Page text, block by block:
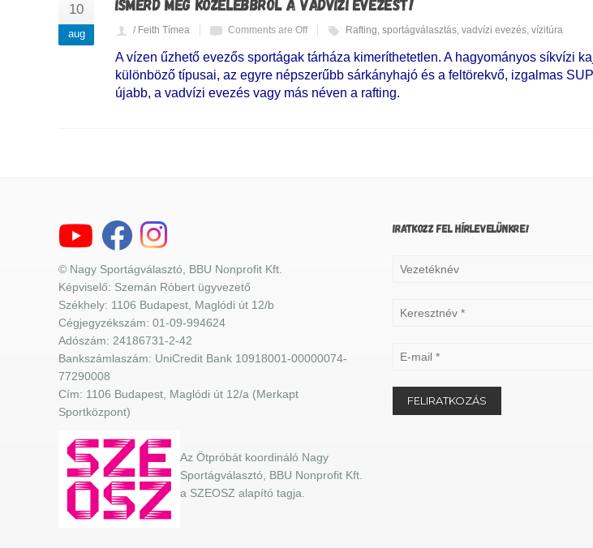
10
aug
ISMERD MEG KÖZELEBBRŐL A VADVÍZI EVEZÉST!
/ Feith Tímea Comments are Off Rafting, sportágválasztás, vadvízi evezés, vízitúra
A vízen űzhető evezős sportágak tárháza kimeríthetetlen. A hagyományos síkvízi
különböző típusai, az egyre népszerűbb sárkányhajó és a feltörekvő, izgalmas
újabb, a vadvízi evezés vagy más néven a rafting.
© Nagy Sportágválasztó, BBU Nonprofit Kft.
Képviselő: Szemán Róbert ügyvezető
Székhely: 1106 Budapest, Maglódi út 12/b
Cégjegyzékszám: 01-09-994624
Adószám: 24186731-2-42
Bankszámlaszám: UniCredit Bank 10918001-00000074-
77290008
Cím: 1106 Budapest, Maglódi út 12/a (Merkapt
Sportközpont)
Az Ötpróbát koordináló Nagy
Sportágválasztó, BBU Nonprofit Kft.
a SZEOSZ alapító tagja.
IRATKOZZ FEL HÍRLEVELÜNKRE!